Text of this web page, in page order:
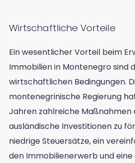
Wirtschaftliche Vorteile
Ein wesentlicher Vorteil beim
Immobilien in Montenegro sind
wirtschaftlichen Bedingungen.
montenegrinische Regierung
Jahren zahlreiche Maßnahmen
ausländische Investitionen zu
niedrige Steuersätze, ein
den Immobilienerwerb und